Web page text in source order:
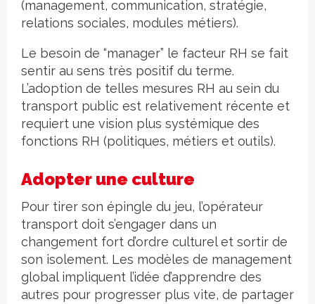
(management, communication, stratégie,
relations sociales, modules métiers).
Le besoin de “manager” le facteur RH se fait
sentir au sens très positif du terme.
L’adoption de telles mesures RH au sein du
transport public est relativement récente et
requiert une vision plus systémique des
fonctions RH (politiques, métiers et outils).
Adopter une culture
Pour tirer son épingle du jeu, l’opérateur
transport doit s’engager dans un
changement fort d’ordre culturel et sortir de
son isolement. Les modèles de management
global impliquent l’idée d’apprendre des
autres pour progresser plus vite, de partager